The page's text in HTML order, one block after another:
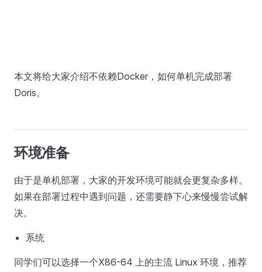
本文将给大家介绍不依赖Docker，如何单机完成部署
Doris。
环境准备
由于是单机部署，大家的开发环境可能就会更复杂多样。
如果在部署过程中遇到问题，还需要静下心来慢慢尝试解
决。
系统
同学们可以选择一个X86-64 上的主流 Linux 环境，推荐